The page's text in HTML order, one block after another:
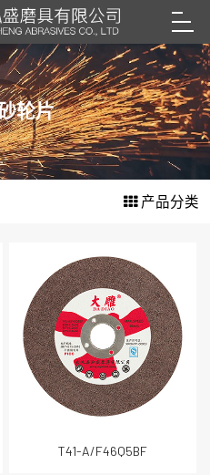
轮片
产品分类
T41-A/F46Q5BF